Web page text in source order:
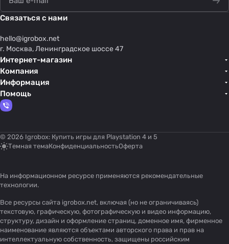
Связаться с нами
hello@igrobox.net
г. Москва, Ленинградское шоссе 47
Интернет-магазин
Компания
Информация
Помощь
© 2026 Igrobox: Купить игры для Playstation 4 и 5
Темная темаКонфиденциальностьОферта
На информационном ресурсе применяются рекомендательные
технологии.
Все ресурсы сайта igrobox.net, включая (но не ограничиваясь)
текстовую, графическую, фотографическую и видео информацию,
структуру, дизайн и оформление страниц, доменное имя, фирменное
наименование являются объектами авторского права и прав на
интеллектуальную собственность, защищены российским